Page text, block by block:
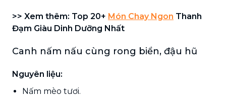
>> Xem thêm: Top 20+ Món Chay Ngon Thanh
Đạm Giàu Dinh Dưỡng Nhất
Canh nấm nấu cùng rong biển, đậu hũ
Nguyên liệu:
Nấm mèo tươi.